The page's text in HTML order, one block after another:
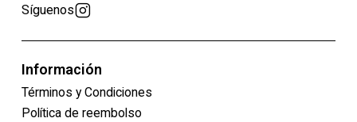
Síguenos
Información
Términos y Condiciones
Política de reembolso